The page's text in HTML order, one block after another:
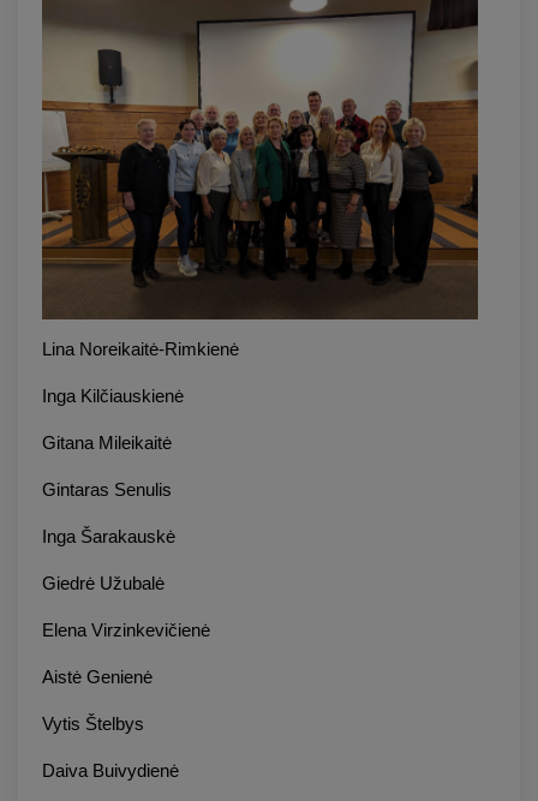
Lina Noreikaitė-Rimkienė
Inga Kilčiauskienė
Gitana Mileikaitė
Gintaras Senulis
Inga Šarakauskė
Giedrė Užubalė
Elena Virzinkevičienė
Aistė Genienė
Vytis Štelbys
Daiva Buivydienė